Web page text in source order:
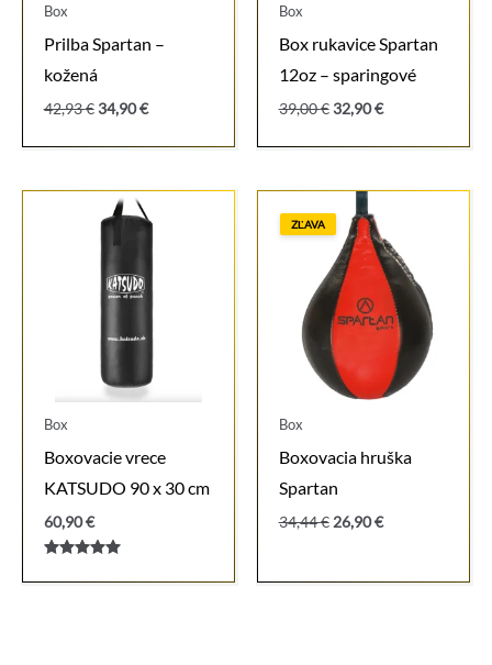
Box
Prilba Spartan –
kožená
42,93€ Pôvodná
bola:
34,90€Aktuálna
je:
Box
Box rukavice Spartan
12oz – sparingové
39,00€ Pôvodná
bola:
32,90€Aktuálna
je:
Box
Boxovacie vrece
KATSUDO 90 x 30 cm
60,90€
5.00
ZĽAVA
Box
Boxovacia hruška
Spartan
34,44€ Pôvodná
34,44 €.
26,90€Aktuálna
26,90 €.